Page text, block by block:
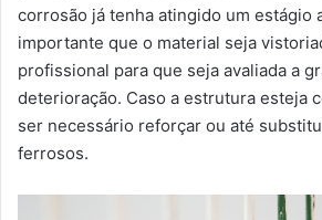
corrosão já tenha atingido um estágio
importante que o material seja
profissional para que seja avaliada a
deterioração. Caso a estrutura esteja
ser necessário reforçar ou até
ferrosos.